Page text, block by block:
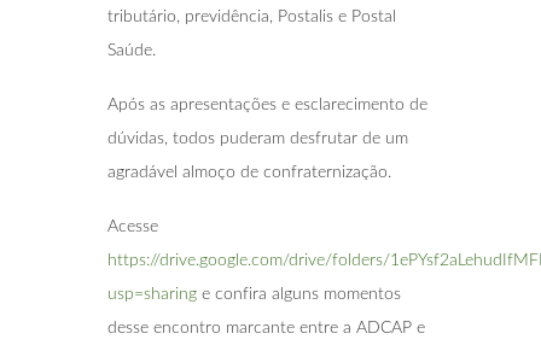
tributário, previdência, Postalis e Postal
Saúde.
Após as apresentações e esclarecimento de
dúvidas, todos puderam desfrutar de um
agradável almoço de confraternização.
Acesse
https://drive.google.com/drive/folders/
usp=sharing e confira alguns momentos
desse encontro marcante entre a ADCAP e